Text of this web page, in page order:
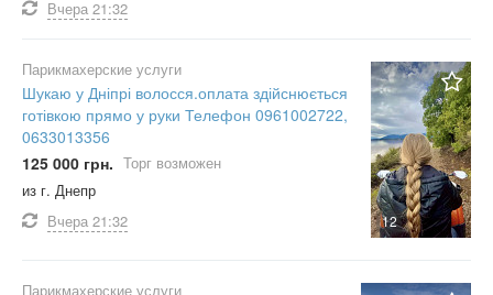
Вчера 21:32
12
Парикмахерские услуги
Шукаю у Дніпрі волосся.оплата здійснюється
готівкою прямо у руки Телефон 0961002722,
0633013356
125 000 грн. Торг возможен
из г. Днепр
Вчера 21:32
Парикмахерские услуги